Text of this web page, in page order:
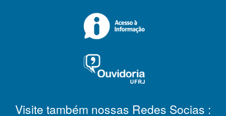
Visite também nossas Redes Socias :